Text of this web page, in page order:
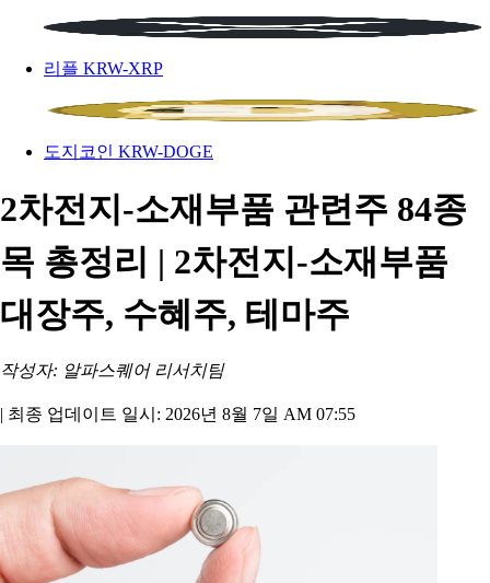
리플 KRW-XRP
도지코인 KRW-DOGE
2차전지-소재부품 관련주 84종
목 총정리 | 2차전지-소재부품
대장주, 수혜주, 테마주
작성자: 알파스퀘어 리서치팀
| 최종 업데이트 일시: 2026년 8월 7일 AM 07:55